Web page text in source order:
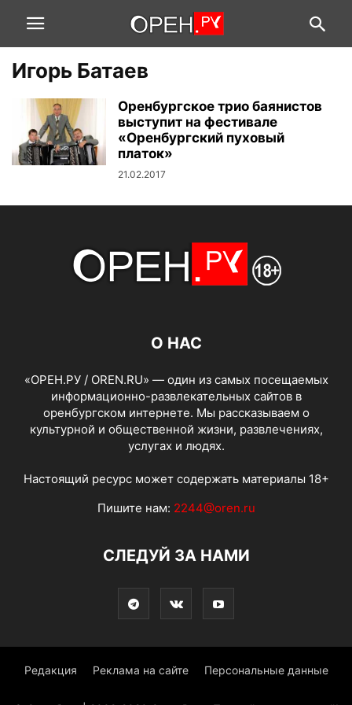
Игорь Батаев
Оренбургское трио баянистов
выступит на фестивале
«Оренбургский пуховый
платок»
21.02.2017
О НАС
«ОРЕН.РУ / OREN.RU» — один из самых посещаемых
информационно-развлекательных сайтов в
оренбургском интернете. Мы рассказываем о
культурной и общественной жизни, развлечениях,
услугах и людях.
Настоящий ресурс может содержать материалы 18+
Пишите нам: 2244@oren.ru
СЛЕДУЙ ЗА НАМИ
Редакция Реклама на сайте Персональные данные